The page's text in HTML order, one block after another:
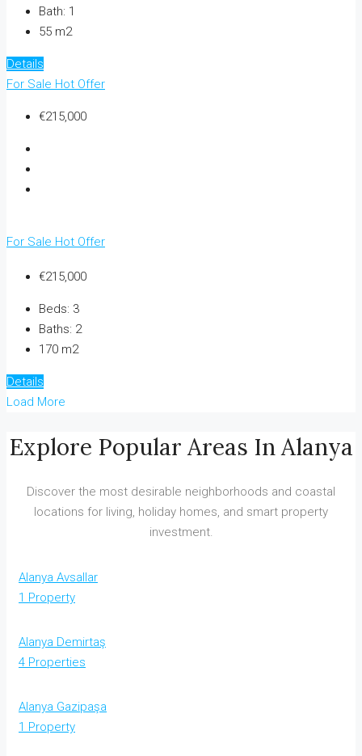
Bath: 1
55 m2
Details
For Sale Hot Offer
€215,000
For Sale Hot Offer
€215,000
Beds: 3
Baths: 2
170 m2
Details
Load More
Explore Popular Areas In Alanya
Discover the most desirable neighborhoods and coastal
locations for living, holiday homes, and smart property
investment.
Alanya Avsallar
1 Property
Alanya Demirtaş
4 Properties
Alanya Gazipaşa
1 Property